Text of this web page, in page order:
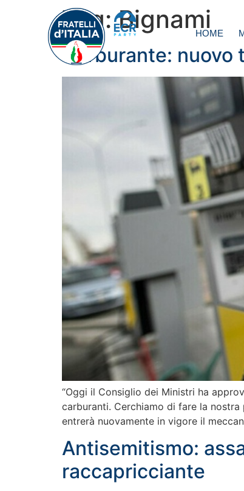
HOME
Tag:Bignami
Carburante:
“Oggi il Consiglio dei Ministri ha
carburanti. Cerchiamo di fare la
entrerà nuovamente in vigore il
Antisemitismo:
raccapricciante